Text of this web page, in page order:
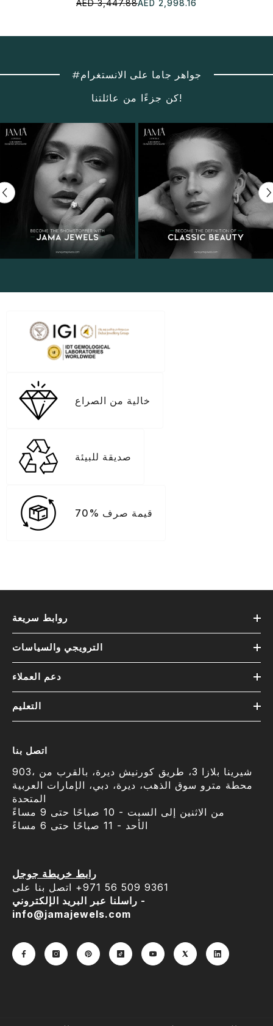
AED 3,447.88AED 2,998.16
#جواهر جاما على الانستغرام
كن جزءًا من عائلتنا!
خالية من الصراع
صديقة للبيئة
70% قيمة صرف
روابط سريعة
الترويجي والسياسات
دعم العملاء
التعليم
اتصل بنا
903، شيرينا بلازا 3، طريق كورنيش ديرة، بالقرب من
محطة مترو سوق الذهب، ديرة، دبي، الإمارات العربية
المتحدة
من الاثنين إلى السبت - 10 صباحًا حتى 9 مساءً
الأحد - 11 صباحًا حتى 6 مساءً
رابط خريطة جوجل
اتصل بنا على ‎+971 56 509 9361
راسلنا عبر البريد الإلكتروني -
info@jamajewels.com